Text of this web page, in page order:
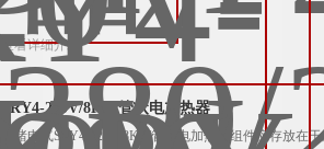
查看详细介绍
SRY4-220V/8KW管状电加热器
胜绪电气SRY4-220V/8KW管状电加热器组件应存放